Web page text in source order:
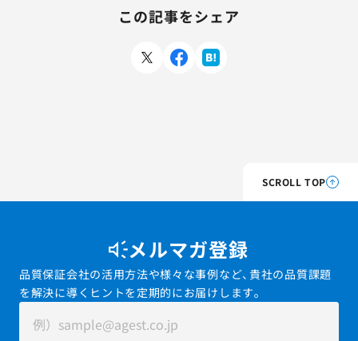
この記事をシェア
SCROLL TOP
メルマガ登録
品質保証会社の活用方法や様々な事例など、貴社の品質課題
を解決に導くヒントを定期的にお届けします。